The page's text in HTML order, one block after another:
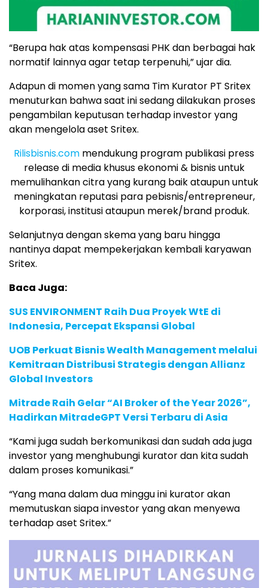
“Berupa hak atas kompensasi PHK dan berbagai hak
normatif lainnya agar tetap terpenuhi,” ujar dia.
Adapun di momen yang sama Tim Kurator PT Sritex
menuturkan bahwa saat ini sedang dilakukan proses
pengambilan keputusan terhadap investor yang
akan mengelola aset Sritex.
Rilisbisnis.com mendukung program publikasi press
release di media khusus ekonomi & bisnis untuk
memulihankan citra yang kurang baik ataupun untuk
meningkatan reputasi para pebisnis/entrepreneur,
korporasi, institusi ataupun merek/brand produk.
Selanjutnya dengan skema yang baru hingga
nantinya dapat mempekerjakan kembali karyawan
Sritex.
Baca Juga:
SUS ENVIRONMENT Raih Dua Proyek WtE di
Indonesia, Percepat Ekspansi Global
UOB Perkuat Bisnis Wealth Management melalui
Kemitraan Distribusi Strategis dengan Allianz
Global Investors
Mitrade Raih Gelar “AI Broker of the Year 2026”,
Hadirkan MitradeGPT Versi Terbaru di Asia
“Kami juga sudah berkomunikasi dan sudah ada juga
investor yang menghubungi kurator dan kita sudah
dalam proses komunikasi.”
“Yang mana dalam dua minggu ini kurator akan
memutuskan siapa investor yang akan menyewa
terhadap aset Sritex.”